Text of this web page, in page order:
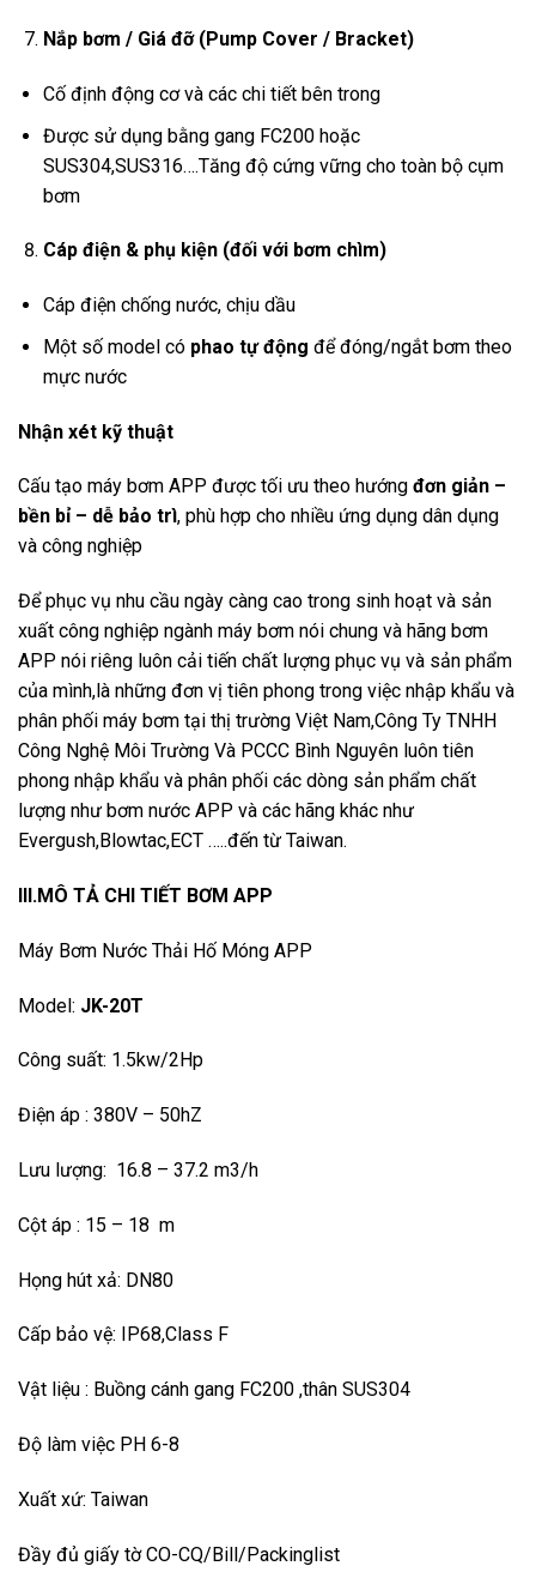
Nắp bơm / Giá đỡ (Pump Cover / Bracket)
Cố định động cơ và các chi tiết bên trong
Được sử dụng bằng gang FC200 hoặc
SUS304,SUS316….Tăng độ cứng vững cho toàn bộ cụm
bơm
Cáp điện & phụ kiện (đối với bơm chìm)
Cáp điện chống nước, chịu dầu
Một số model có phao tự động để đóng/ngắt bơm theo
mực nước
Nhận xét kỹ thuật
Cấu tạo máy bơm APP được tối ưu theo hướng đơn giản –
bền bỉ – dễ bảo trì, phù hợp cho nhiều ứng dụng dân dụng
và công nghiệp
Để phục vụ nhu cầu ngày càng cao trong sinh hoạt và sản
xuất công nghiệp ngành máy bơm nói chung và hãng bơm
APP nói riêng luôn cải tiến chất lượng phục vụ và sản phẩm
của mình,là những đơn vị tiên phong trong việc nhập khẩu và
phân phối máy bơm tại thị trường Việt Nam,Công Ty TNHH
Công Nghệ Môi Trường Và PCCC Bình Nguyên luôn tiên
phong nhập khẩu và phân phối các dòng sản phẩm chất
lượng như bơm nước APP và các hãng khác như
Evergush,Blowtac,ECT …..đến từ Taiwan.
III.MÔ TẢ CHI TIẾT BƠM APP
Máy Bơm Nước Thải Hố Móng APP
Model: JK-20T
Công suất: 1.5kw/2Hp
Điện áp : 380V – 50hZ
Lưu lượng: 16.8 – 37.2 m3/h
Cột áp : 15 – 18 m
Họng hút xả: DN80
Cấp bảo vệ: IP68,Class F
Vật liệu : Buồng cánh gang FC200 ,thân SUS304
Độ làm việc PH 6-8
Xuất xứ: Taiwan
Đầy đủ giấy tờ CO-CQ/Bill/Packinglist